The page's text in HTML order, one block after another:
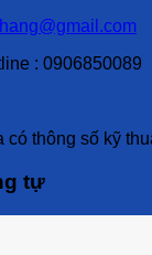
: 0906850089
có thông số kỹ
tự